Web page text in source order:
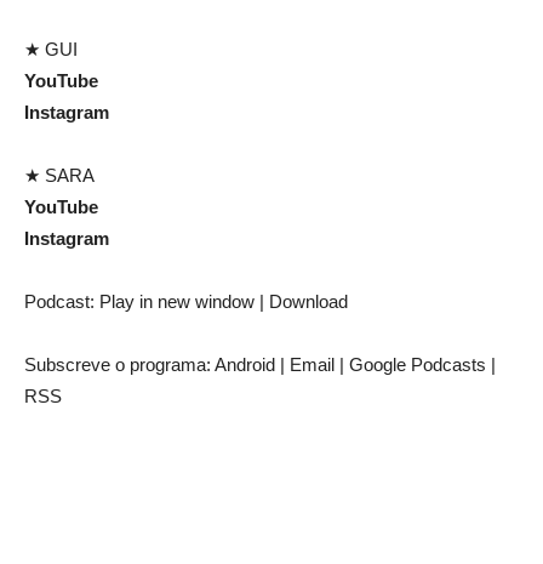
★ GUI
YouTube
Instagram
★ SARA
YouTube
Instagram
Podcast: Play in new window | Download
Subscreve o programa: Android | Email | Google Podcasts |
RSS